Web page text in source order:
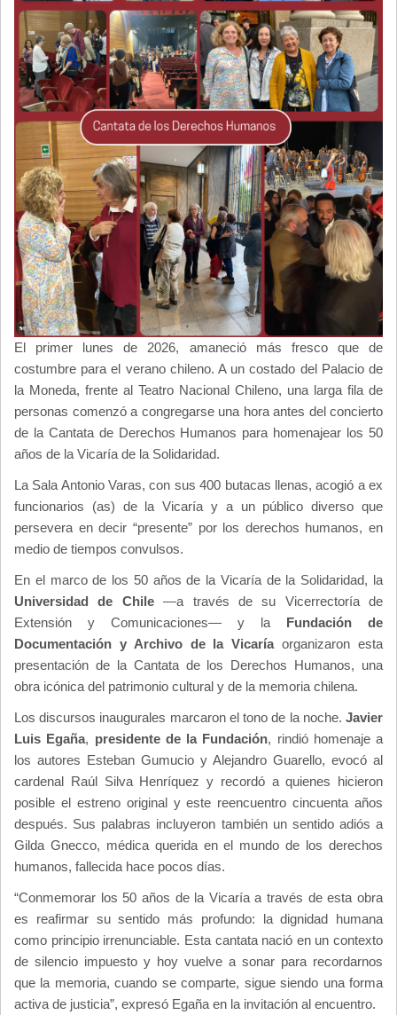
El primer lunes de 2026, amaneció más fresco que de
costumbre para el verano chileno. A un costado del Palacio de
la Moneda, frente al Teatro Nacional Chileno, una larga fila de
personas comenzó a congregarse una hora antes del concierto
de la Cantata de Derechos Humanos para homenajear los 50
años de la Vicaría de la Solidaridad.
La Sala Antonio Varas, con sus 400 butacas llenas, acogió a ex
funcionarios (as) de la Vicaría y a un público diverso que
persevera en decir “presente” por los derechos humanos, en
medio de tiempos convulsos.
En el marco de los 50 años de la Vicaría de la Solidaridad, la
Universidad de Chile—a través de su Vicerrectoría de
Extensión y Comunicaciones— y la Fundación de
Documentación y Archivo de la Vicaríaorganizaron esta
presentación de la Cantata de los Derechos Humanos, una
obra icónica del patrimonio cultural y de la memoria chilena.
Los discursos inaugurales marcaron el tono de la noche. Javier
Luis Egaña, presidente de la Fundación, rindió homenaje a
los autores Esteban Gumucio y Alejandro Guarello, evocó al
cardenal Raúl Silva Henríquez y recordó a quienes hicieron
posible el estreno original y este reencuentro cincuenta años
después. Sus palabras incluyeron también un sentido adiós a
Gilda Gnecco, médica querida en el mundo de los derechos
humanos, fallecida hace pocos días.
“Conmemorar los 50 años de la Vicaría a través de esta obra
es reafirmar su sentido más profundo: la dignidad humana
como principio irrenunciable. Esta cantata nació en un contexto
de silencio impuesto y hoy vuelve a sonar para recordarnos
que la memoria, cuando se comparte, sigue siendo una forma
activa de justicia”, expresó Egaña en la invitación al encuentro.